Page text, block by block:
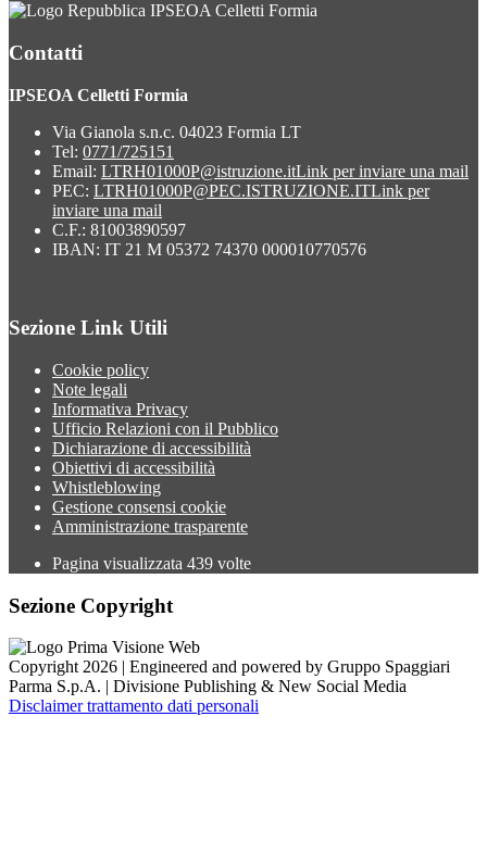
IPSEOA Celletti Formia
Contatti
IPSEOA Celletti Formia
Via Gianola s.n.c. 04023 Formia LT
Tel: 0771/725151
Email: LTRH01000P@istruzione.itLink per inviare una mail
PEC: LTRH01000P@PEC.ISTRUZIONE.ITLink per
inviare una mail
C.F.: 81003890597
IBAN: IT 21 M 05372 74370 000010770576
Sezione Link Utili
Cookie policy
Note legali
Informativa Privacy
Ufficio Relazioni con il Pubblico
Dichiarazione di accessibilità
Obiettivi di accessibilità
Whistleblowing
Gestione consensi cookie
Amministrazione trasparente
Pagina visualizzata 439 volte
Sezione Copyright
Copyright 2026 | Engineered and powered by Gruppo Spaggiari
Parma S.p.A. | Divisione Publishing & New Social Media
Disclaimer trattamento dati personali